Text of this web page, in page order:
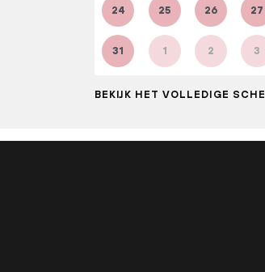
24 25 26 27
31 1 2 3
BEKIJK HET VOLLEDIGE